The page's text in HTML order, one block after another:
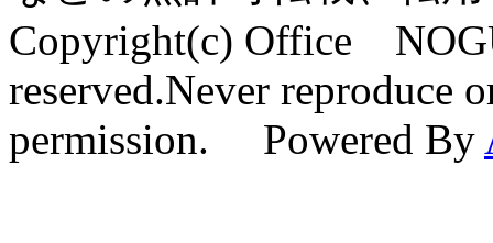
Copyright(c) Office
reserved.Never reproduce
permission. Powered By